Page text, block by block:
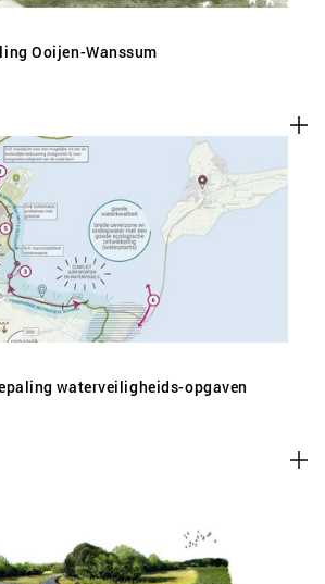
Ooijen-Wanssum
waterveiligheids-opgaven